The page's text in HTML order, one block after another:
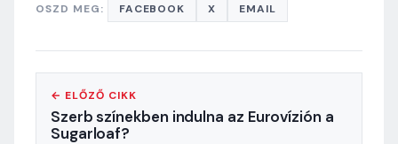
OSZD MEG: FACEBOOK X EMAIL
← ELŐZŐ CIKK
Szerb színekben indulna az Eurovízión a
Sugarloaf?